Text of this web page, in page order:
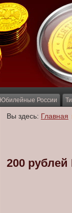
Юбилейные России
Вы здесь: Главная
200